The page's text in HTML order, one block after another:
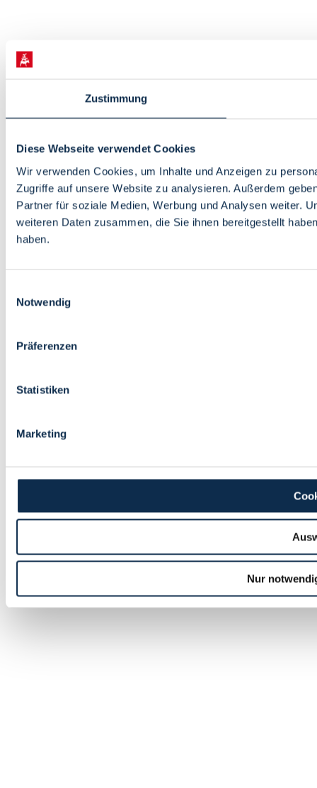
Zustimmung
Diese Webseite verwendet Cookies
Wir verwenden Cookies, um Inhalte und Anzeigen zu
Zugriffe auf unsere Website zu analysieren. Außerdem
Partner für soziale Medien, Werbung und Analysen weiter.
weiteren Daten zusammen, die Sie ihnen bereitgestellt
haben.
Notwendig
Präferenzen
Statistiken
Marketing
Nur